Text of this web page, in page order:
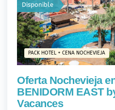
PACK HOTEL + CENA NOCHEVIEJA
Disponible
Oferta Nochevieja
BENIDORM EAST
Vacances